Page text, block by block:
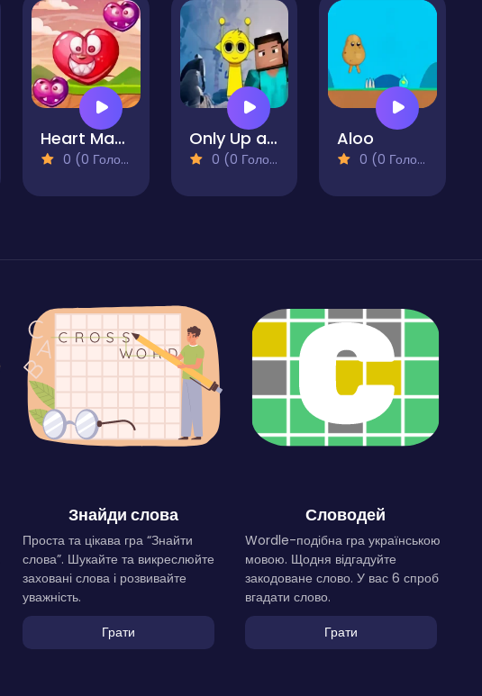
Heart Match Master
0 (0 Голосів)
Only Up at Minecraft & Sprunki
0 (0 Голосів)
Aloo
0 (0 Голосів)
Знайди слова
Проста та цікава гра “Знайти
слова”. Шукайте та викреслюйте
заховані слова і розвивайте
уважність.
Грати
Словодей
Wordle-подібна гра українською
мовою. Щодня відгадуйте
закодоване слово. У вас 6 спроб
вгадати слово.
Грати